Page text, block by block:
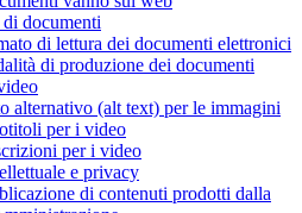
documenti
di lettura dei documenti elettronici
di produzione dei documenti
alternativo (alt text) per le immagini
per i video
per i video
e privacy
di contenuti prodotti dalla